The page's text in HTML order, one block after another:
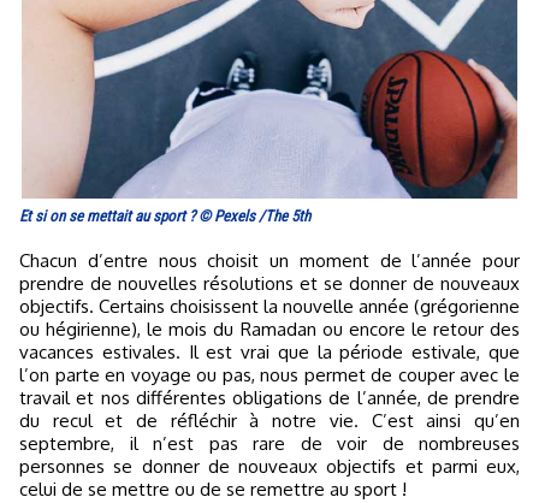
Et si on se mettait au sport ? © Pexels /The 5th
Chacun d’entre nous choisit un moment de l’année pour
prendre de nouvelles résolutions et se donner de nouveaux
objectifs. Certains choisissent la nouvelle année (grégorienne
ou hégirienne), le mois du Ramadan ou encore le retour des
vacances estivales. Il est vrai que la période estivale, que
l’on parte en voyage ou pas, nous permet de couper avec le
travail et nos différentes obligations de l’année, de prendre
du recul et de réfléchir à notre vie. C’est ainsi qu’en
septembre, il n’est pas rare de voir de nombreuses
personnes se donner de nouveaux objectifs et parmi eux,
celui de se mettre ou de se remettre au sport !